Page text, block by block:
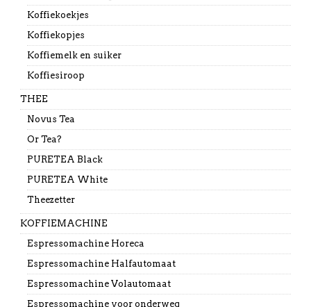
Koffiekoekjes
Koffiekopjes
Koffiemelk en suiker
Koffiesiroop
THEE
Novus Tea
Or Tea?
PURETEA Black
PURETEA White
Theezetter
KOFFIEMACHINE
Espressomachine Horeca
Espressomachine Halfautomaat
Espressomachine Volautomaat
Espressomachine voor onderweg